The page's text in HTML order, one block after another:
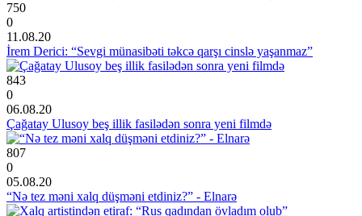
750
0
11.08.20
İrem Derici: “Sevgi münasibəti təkcə qarşı cinslə yaşanmaz”
843
0
06.08.20
Çağatay Ulusoy beş illik fasilədən sonra yeni filmdə
807
0
05.08.20
“Nə tez məni xalq düşməni etdiniz?” - Elnarə